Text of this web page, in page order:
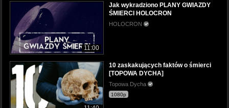
11:00
Jak wykradziono PLANY GWIAZDY
ŚMIERCI HOLOCRON
HOLOCRON
10 zaskakujących faktów o śmierci
[TOPOWA DYCHA]
Topowa Dycha
1080p